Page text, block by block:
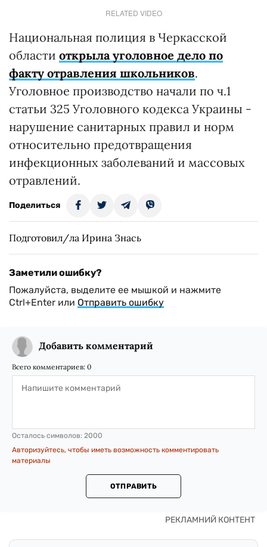
RELATED VIDEO
Национальная полиция в Черкасской
области открыла уголовное дело по
факту отравления школьников.
Уголовное производство начали по ч.1
статьи 325 Уголовного кодекса Украины -
нарушение санитарных правил и норм
относительно предотвращения
инфекционных заболеваний и массовых
отравлений.
Поделиться
Подготовил/ла Ирина Знась
Заметили ошибку?
Пожалуйста, выделите ее мышкой и нажмите
Ctrl+Enter или Отправить ошибку
Добавить комментарий
Всего комментариев: 0
Осталось символов: 2000
Авторизуйтесь, чтобы иметь возможность комментировать
материалы
ОТПРАВИТЬ